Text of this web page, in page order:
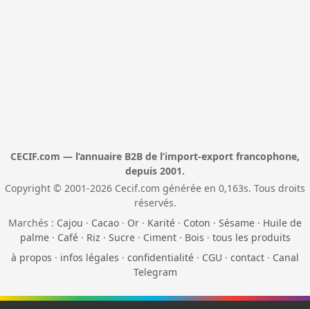
CECIF.com — l’annuaire B2B de l’import-export francophone,
depuis 2001.
Copyright © 2001-2026 Cecif.com générée en 0,163s. Tous droits
réservés.
Marchés : Cajou · Cacao · Or · Karité · Coton · Sésame · Huile de
palme· Café· Riz · Sucre· Ciment· Bois · tous les produits
à propos · infos légales · confidentialité · CGU · contact · Canal
Telegram